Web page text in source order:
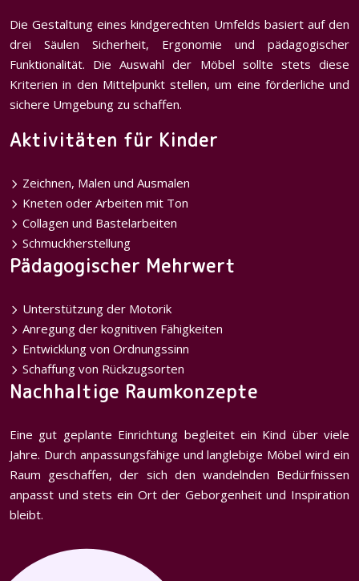
Die Gestaltung eines kindgerechten Umfelds basiert auf den
drei Säulen Sicherheit, Ergonomie und pädagogischer
Funktionalität. Die Auswahl der Möbel sollte stets diese
Kriterien in den Mittelpunkt stellen, um eine förderliche und
sichere Umgebung zu schaffen.
Aktivitäten für Kinder
Zeichnen, Malen und Ausmalen
Kneten oder Arbeiten mit Ton
Collagen und Bastelarbeiten
Schmuckherstellung
Pädagogischer Mehrwert
Unterstützung der Motorik
Anregung der kognitiven Fähigkeiten
Entwicklung von Ordnungssinn
Schaffung von Rückzugsorten
Nachhaltige Raumkonzepte
Eine gut geplante Einrichtung begleitet ein Kind über viele
Jahre. Durch anpassungsfähige und langlebige Möbel wird ein
Raum geschaffen, der sich den wandelnden Bedürfnissen
anpasst und stets ein Ort der Geborgenheit und Inspiration
bleibt.